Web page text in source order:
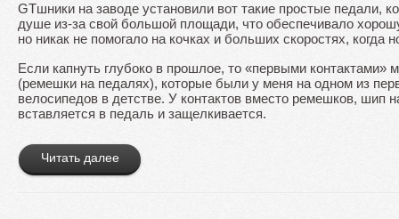
GTшники на заводе установили вот такие простые педали,
душе из-за свой большой площади, что обеспечивало
но никак не помогало на кочках и больших скоростях, когда
Если капнуть глубоко в прошлое, то «первыми контактами»
(ремешки на педалях), которые были у меня на одном из
велосипедов в детстве. У контактов вместо ремешков, шип
вставляется в педаль и защелкивается.
Читать далее